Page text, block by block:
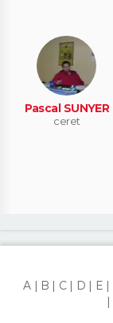
Pascal SUNYER
ceret
A
B C D E